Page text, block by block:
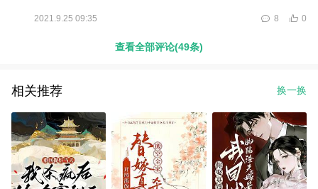
的还以为她无父无母呢，在她几百万上千万的花时，可有记得
2021.9.25 09:35 0
8
查看全部评论(49条)
相关推荐 换一换